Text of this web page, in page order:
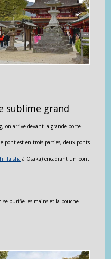
sublime grand
on arrive devant la grande porte
pont esten trois parties, deux ponts
Taisha à Osaka) encadrant un pont
se purifie les mains et la bouche